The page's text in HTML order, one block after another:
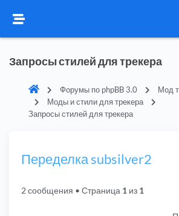
Запросы стилей для трекера
Форумы по phpBB 3.0
Мод
Моды и стили для трекера
Запросы стилей для трекера
Переделка subsilver2
2 сообщения • Страница 1 из 1